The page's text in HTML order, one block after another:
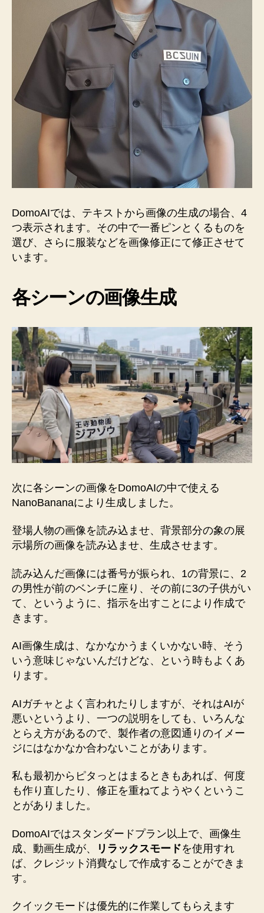
DomoAIでは、テキストから画像の生成の場合、4
つ表示されます。その中で一番ピンとくるものを
選び、さらに服装などを画像修正にて修正させて
います。
各シーンの画像生成
次に各シーンの画像をDomoAIの中で使える
NanoBananaにより生成しました。
登場人物の画像を読み込ませ、背景部分の象の展
示場所の画像を読み込ませ、生成させます。
読み込んだ画像には番号が振られ、1の背景に、2
の男性が前のベンチに座り、その前に3の子供がい
て、というように、指示を出すことにより作成で
きます。
AI画像生成は、なかなかうまくいかない時、そう
いう意味じゃないんだけどな、という時もよくあ
ります。
AIガチャとよく言われたりしますが、それはAIが
悪いというより、一つの説明をしても、いろんな
とらえ方があるので、製作者の意図通りのイメー
ジにはなかなか合わないことがあります。
私も最初からピタっとはまるときもあれば、何度
も作り直したり、修正を重ねてようやくというこ
とがありました。
DomoAIではスタンダードプラン以上で、画像生
成、動画生成が、
リラックスモードを使用すれ
ば、クレジット消費なしで作成することができま
す。
クイックモードは優先的に作業してもらえます